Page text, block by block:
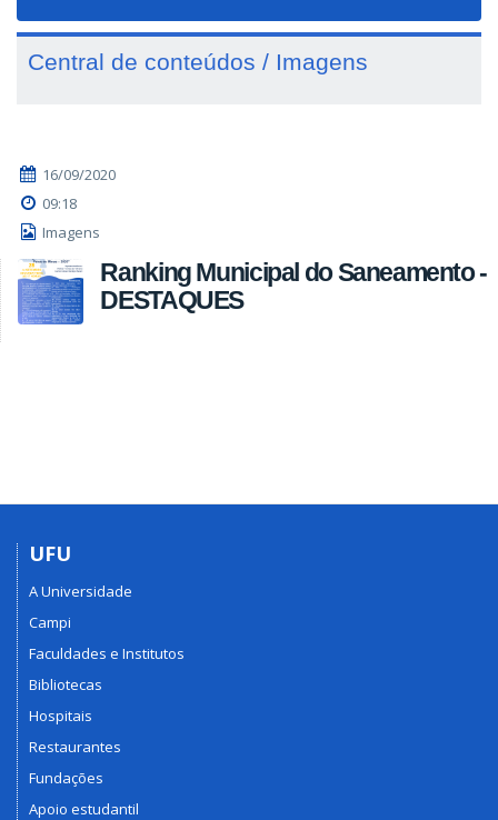
Central de conteúdos / Imagens
16/09/2020
09:18
Imagens
Ranking Municipal do Saneamento -
DESTAQUES
UFU
A Universidade
Campi
Faculdades e Institutos
Bibliotecas
Hospitais
Restaurantes
Fundações
Apoio estudantil